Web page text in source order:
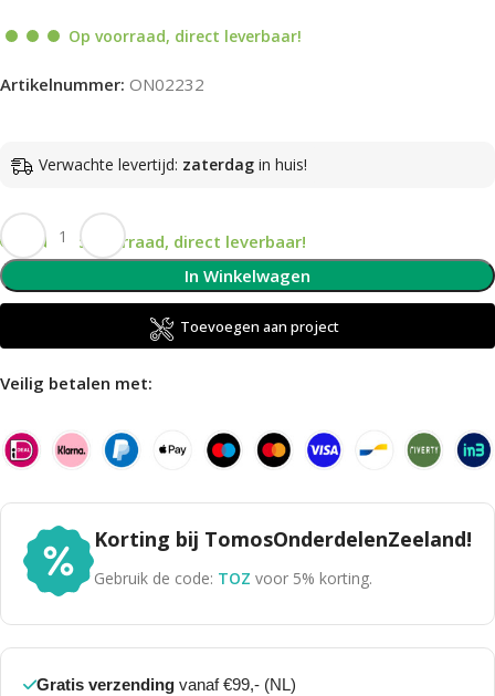
Op voorraad, direct leverbaar!
Artikelnummer: ON02232
Verwachte levertijd: zaterdag in huis!
Op voorraad, direct leverbaar!
In Winkelwagen
Toevoegen aan project
Veilig betalen met:
Korting bij TomosOnderdelenZeeland!
Gebruik de code: TOZ voor 5% korting.
Gratis verzending vanaf €99,- (NL)